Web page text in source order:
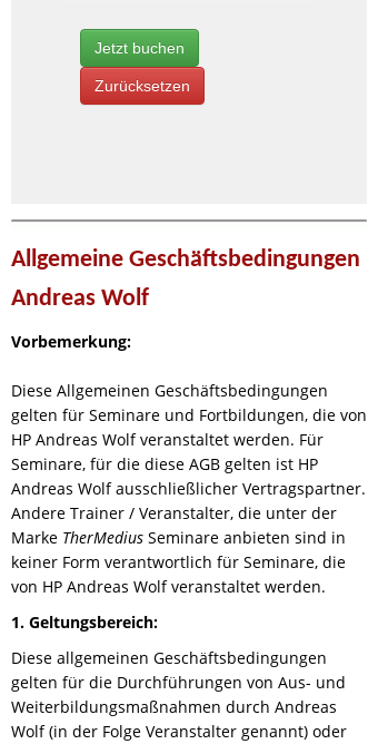
Allgemeine Geschäftsbedingungen
Andreas Wolf
Vorbemerkung:
Diese Allgemeinen Geschäftsbedingungen
gelten für Seminare und Fortbildungen, die von
HP Andreas Wolf veranstaltet werden. Für
Seminare, für die diese AGB gelten ist HP
Andreas Wolf ausschließlicher Vertragspartner.
Andere Trainer / Veranstalter, die unter der
Marke TherMedius Seminare anbieten sind in
keiner Form verantwortlich für Seminare, die
von HP Andreas Wolf veranstaltet werden.
1. Geltungsbereich:
Diese allgemeinen Geschäftsbedingungen
gelten für die Durchführungen von Aus- und
Weiterbildungsmaßnahmen durch Andreas
Wolf (in der Folge Veranstalter genannt) oder